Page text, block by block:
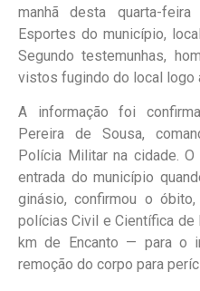
manhã desta quarta-
Esportes do município,
Segundo testemunhas,
vistos fugindo do local logo
A informação foi
Pereira de Sousa,
Polícia Militar na cidade.
entrada do município
ginásio, confirmou o
polícias Civil e Científica
km de Encanto — para o
remoção do corpo para